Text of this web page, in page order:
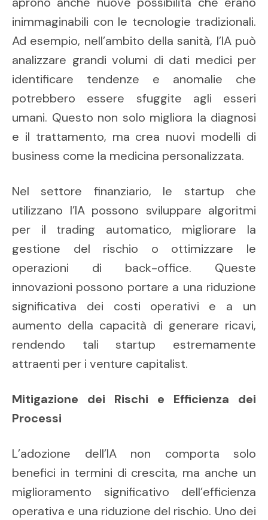
inimmaginabili con le tecnologie tradizionali.
Ad esempio, nell’ambito della sanità, l’IA può
analizzare grandi volumi di dati medici per
identificare tendenze e anomalie che
potrebbero essere sfuggite agli esseri
umani. Questo non solo migliora la diagnosi
e il trattamento, ma crea nuovi modelli di
business come la medicina personalizzata.
Nel settore finanziario, le startup che
utilizzano l’IA possono sviluppare algoritmi
per il trading automatico, migliorare la
gestione del rischio o ottimizzare le
operazioni di back-office. Queste
innovazioni possono portare a una riduzione
significativa dei costi operativi e a un
aumento della capacità di generare ricavi,
rendendo tali startup estremamente
attraenti per i venture capitalist.
Mitigazione dei Rischi e Efficienza dei
Processi
L’adozione dell’IA non comporta solo
benefici in termini di crescita, ma anche un
miglioramento significativo dell’efficienza
operativa e una riduzione del rischio. Uno dei